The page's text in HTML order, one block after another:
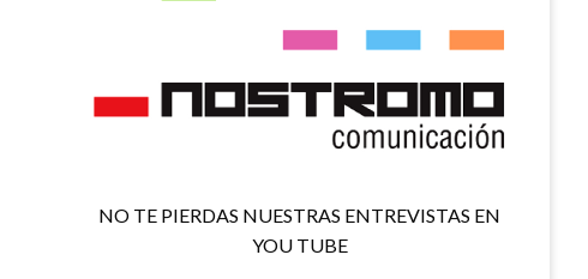
NO TE PIERDAS NUESTRAS ENTREVISTAS EN
YOU TUBE